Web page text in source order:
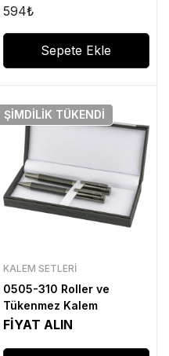
594₺
Sepete Ekle
ŞIMDILIK TÜKENDI
KALEM SETLERI
0505-310 Roller ve
Tükenmez Kalem
FİYAT ALIN